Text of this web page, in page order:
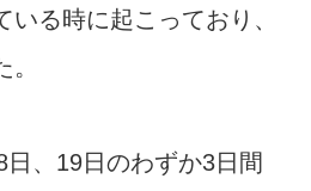
る時に起こっており、
、19日のわずか3日間